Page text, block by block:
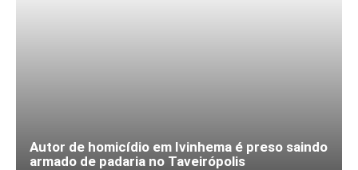
Autor de homicídio em Ivinhema é preso saindo
armado de padaria no Taveirópolis